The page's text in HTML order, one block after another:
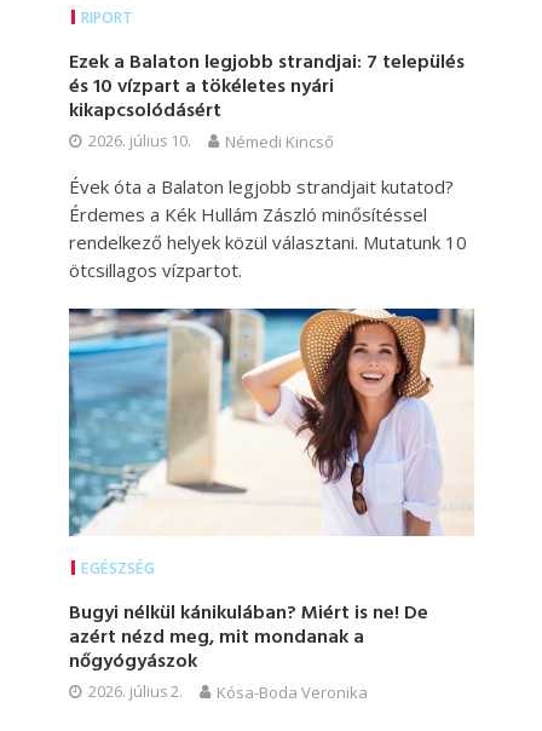
RIPORT
Ezek a Balaton legjobb strandjai: 7 település
és 10 vízpart a tökéletes nyári
kikapcsolódásért
2026. július 10. Némedi Kincső
Évek óta a Balaton legjobb strandjait kutatod?
Érdemes a Kék Hullám Zászló minősítéssel
rendelkező helyek közül választani. Mutatunk 10
ötcsillagos vízpartot.
EGÉSZSÉG
Bugyi nélkül kánikulában? Miért is ne! De
azért nézd meg, mit mondanak a
nőgyógyászok
2026. július 2. Kósa-Boda Veronika